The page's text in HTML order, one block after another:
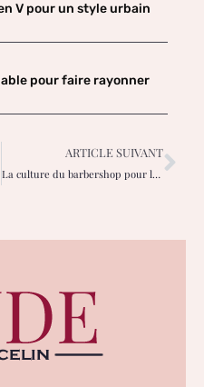
V pour un style urbain
pour faire rayonner
ARTICLE SUIVANT
La culture du barbershop pour les jeunes